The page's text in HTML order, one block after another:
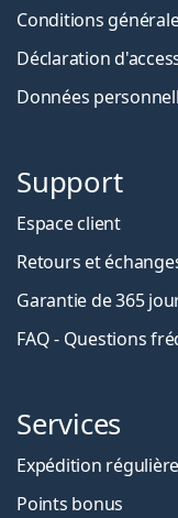
Conditions
Déclaration
Données
Support
Espace client
Retours et
Garantie de 365
FAQ - Questions
Services
Expédition régulière
Points bonus